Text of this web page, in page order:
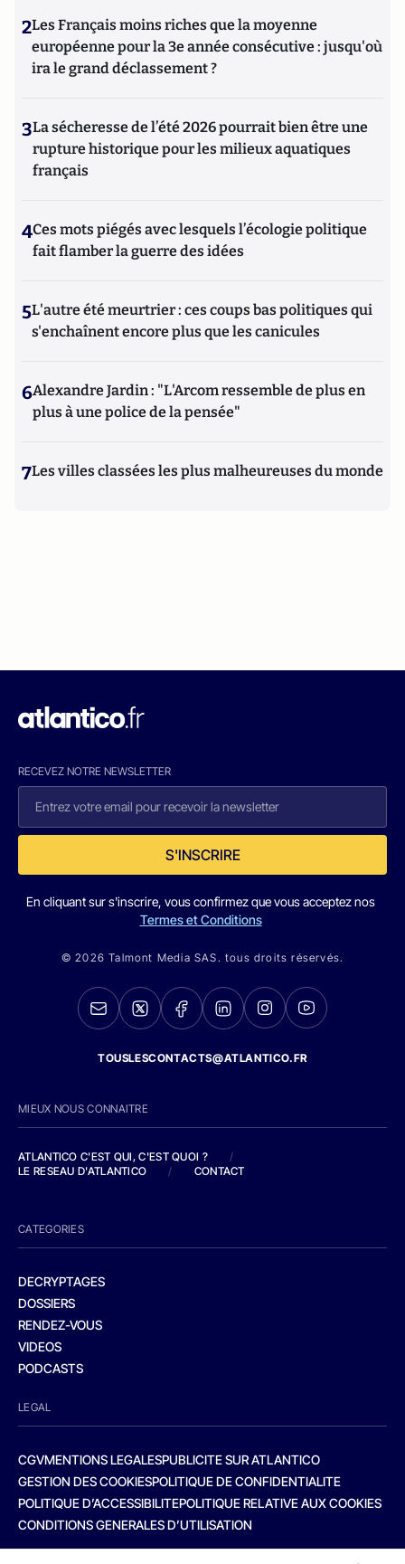
2Les Français moins riches que la moyenne
européenne pour la 3e année consécutive : jusqu'où
ira le grand déclassement ?
3La sécheresse de l’été 2026 pourrait bien être une
rupture historique pour les milieux aquatiques
français
4Ces mots piégés avec lesquels l’écologie politique
fait flamber la guerre des idées
5L'autre été meurtrier : ces coups bas politiques qui
s'enchaînent encore plus que les canicules
6Alexandre Jardin : "L'Arcom ressemble de plus en
plus à une police de la pensée"
7Les villes classées les plus malheureuses du monde
RECEVEZ NOTRE NEWSLETTER
S'INSCRIRE
En cliquant sur s'inscrire, vous confirmez que vous acceptez nos
Termes et Conditions
© 2026 Talmont Media SAS. tous droits réservés.
TOUSLESCONTACTS@ATLANTICO.FR
MIEUX NOUS CONNAITRE
ATLANTICO C'EST QUI, C'EST QUOI ?
/
LE RESEAU D'ATLANTICO
/ CONTACT
CATEGORIES
DECRYPTAGES
DOSSIERS
RENDEZ-VOUS
VIDEOS
PODCASTS
LEGAL
CGVMENTIONS LEGALESPUBLICITE SUR ATLANTICO
GESTION DES COOKIESPOLITIQUE DE CONFIDENTIALITE
POLITIQUE D’ACCESSIBILITEPOLITIQUE RELATIVE AUX COOKIES
CONDITIONS GENERALES D’UTILISATION